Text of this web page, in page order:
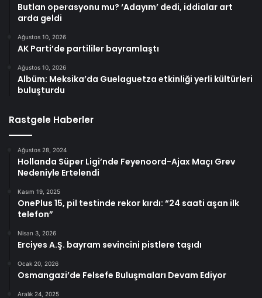
Butlan operasyonu mu? ‘Adayım’ dedi, iddialar art
arda geldi
Ağustos 10, 2026
AK Parti’de partililer bayramlaştı
Ağustos 10, 2026
Albüm: Meksika’da Guelaguetza etkinliği yerli kültürleri
buluşturdu
Rastgele Haberler
Ağustos 28, 2024
Hollanda Süper Ligi’nde Feyenoord-Ajax Maçı Grev
Nedeniyle Ertelendi
Kasım 19, 2025
OnePlus 15, pil testinde rekor kırdı: “24 saati aşan ilk
telefon”
Nisan 3, 2026
Erciyes A.Ş. bayram sevincini pistlere taşıdı
Ocak 20, 2026
Osmangazi’de Felsefe Buluşmaları Devam Ediyor
Aralık 24, 2025